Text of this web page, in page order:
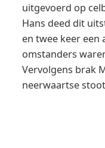
uitgevoerd op
Hans deed dit
en twee keer een
omstanders
Vervolgens brak
neerwaartse